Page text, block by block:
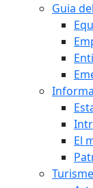
Guia
El
Turisme